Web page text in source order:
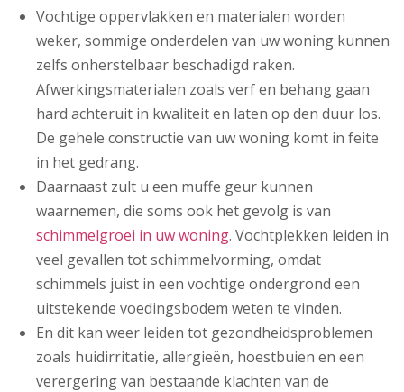
Vochtige oppervlakken en materialen worden
weker, sommige onderdelen van uw woning kunnen
zelfs onherstelbaar beschadigd raken.
Afwerkingsmaterialen zoals verf en behang gaan
hard achteruit in kwaliteit en laten op den duur los.
De gehele constructie van uw woning komt in feite
in het gedrang.
Daarnaast zult u een muffe geur kunnen
waarnemen, die soms ook het gevolg is van
schimmelgroei in uw woning. Vochtplekken leiden in
veel gevallen tot schimmelvorming, omdat
schimmels juist in een vochtige ondergrond een
uitstekende voedingsbodem weten te vinden.
En dit kan weer leiden tot gezondheidsproblemen
zoals huidirritatie, allergieën, hoestbuien en een
verergering van bestaande klachten van de